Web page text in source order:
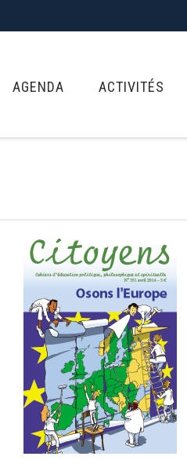
AGENDA ACTIVITÉS